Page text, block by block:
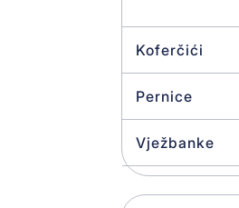
Koferčići
Pernice
Vježbanke